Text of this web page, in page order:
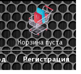
/ Регистрация
Корзина пуста